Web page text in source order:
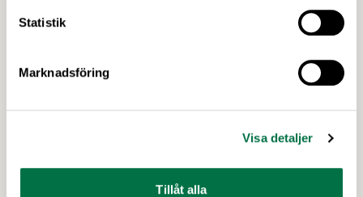
Statistik
Marknadsföring
Visa detaljer
Tillåt alla
sammanfattande cirkulär.